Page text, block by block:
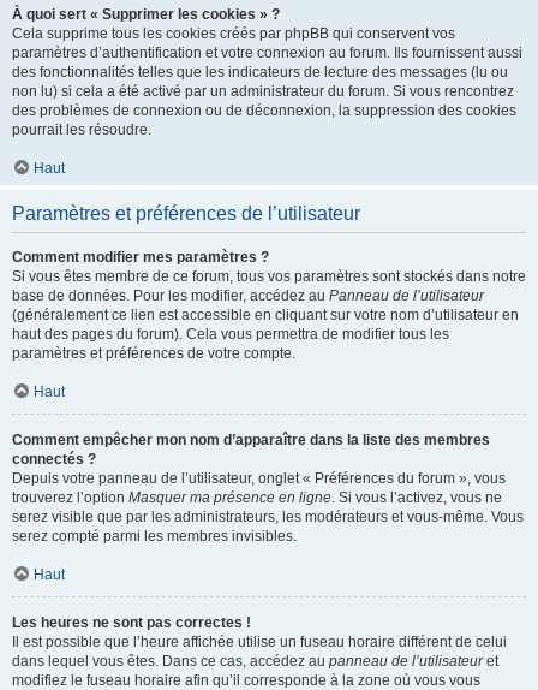
À quoi sert « Supprimer les cookies » ?
Cela supprime tous les cookies créés par phpBB qui conservent vos
paramètres d’authentification et votre connexion au forum. Ils fournissent aussi
des fonctionnalités telles que les indicateurs de lecture des messages (lu ou
non lu) si cela a été activé par un administrateur du forum. Si vous rencontrez
des problèmes de connexion ou de déconnexion, la suppression des cookies
pourrait les résoudre.
Haut
Paramètres et préférences de l’utilisateur
Comment modifier mes paramètres ?
Si vous êtes membre de ce forum, tous vos paramètres sont stockés dans notre
base de données. Pour les modifier, accédez au Panneau de l’utilisateur
(généralement ce lien est accessible en cliquant sur votre nom d’utilisateur en
haut des pages du forum). Cela vous permettra de modifier tous les
paramètres et préférences de votre compte.
Haut
Comment empêcher mon nom d’apparaître dans la liste des membres
connectés ?
Depuis votre panneau de l’utilisateur, onglet « Préférences du forum », vous
trouverez l’option Masquer ma présence en ligne. Si vous l’activez, vous ne
serez visible que par les administrateurs, les modérateurs et vous-même. Vous
serez compté parmi les membres invisibles.
Haut
Les heures ne sont pas correctes !
Il est possible que l’heure affichée utilise un fuseau horaire différent de celui
dans lequel vous êtes. Dans ce cas, accédez au panneau de l’utilisateuret
modifiez le fuseau horaire afin qu’il corresponde à la zone où vous vous